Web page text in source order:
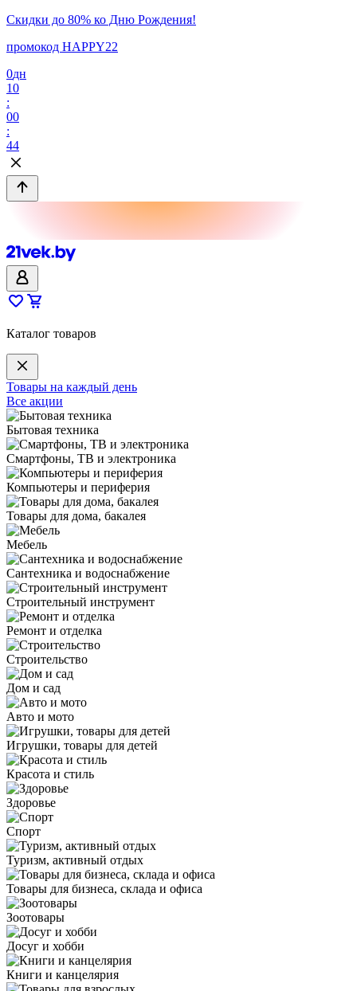
Скидки до 80% ко Дню Рождения!
промокод HAPPY22
0дн
10
:
00
:
44
Каталог товаров
Товары на каждый день
Все акции
Бытовая техника
Смартфоны, ТВ и электроника
Компьютеры и периферия
Товары для дома, бакалея
Мебель
Сантехника и водоснабжение
Строительный инструмент
Ремонт и отделка
Строительство
Дом и сад
Авто и мото
Игрушки, товары для детей
Красота и стиль
Здоровье
Спорт
Туризм, активный отдых
Товары для бизнеса, склада и офиса
Зоотовары
Досуг и хобби
Книги и канцелярия